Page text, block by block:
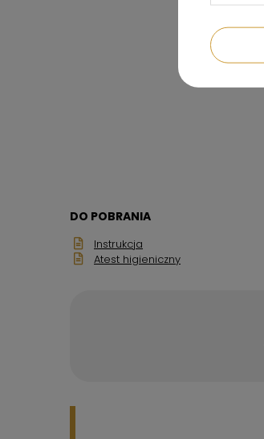
DO POBRANIA
Instrukcja
Atest higieniczny